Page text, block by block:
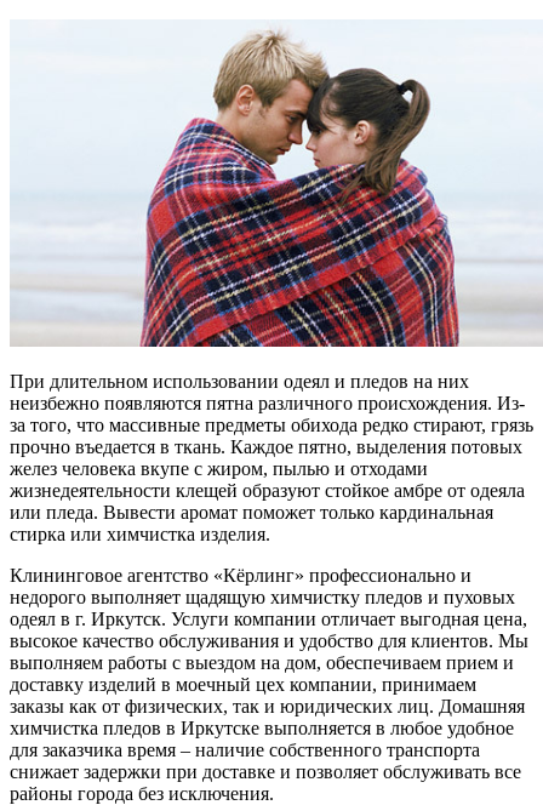
При длительном использовании одеял и пледов на них
неизбежно появляются пятна различного происхождения. Из-
за того, что массивные предметы обихода редко стирают, грязь
прочно въедается в ткань. Каждое пятно, выделения потовых
желез человека вкупе с жиром, пылью и отходами
жизнедеятельности клещей образуют стойкое амбре от одеяла
или пледа. Вывести аромат поможет только кардинальная
стирка или химчистка изделия.
Клининговое агентство «Кёрлинг» профессионально и
недорого выполняет щадящую химчистку пледов и пуховых
одеял в г. Иркутск. Услуги компании отличает выгодная цена,
высокое качество обслуживания и удобство для клиентов. Мы
выполняем работы с выездом на дом, обеспечиваем прием и
доставку изделий в моечный цех компании, принимаем
заказы как от физических, так и юридических лиц. Домашняя
химчистка пледов в Иркутске выполняется в любое удобное
для заказчика время – наличие собственного транспорта
снижает задержки при доставке и позволяет обслуживать все
районы города без исключения.